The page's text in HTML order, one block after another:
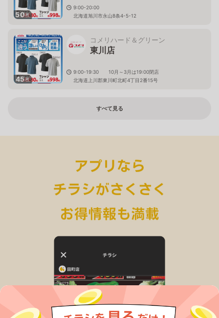
50枚
9:00-20:00
北海道旭川市永山8条4-5-12
45枚
コメリハード＆グリーン
東川店
9:00-19:30 10月～3月は19:00閉店
北海道上川郡東川町北町4丁目2番15号
すべて見る